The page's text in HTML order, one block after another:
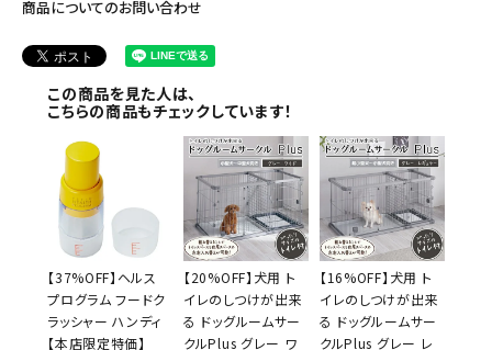
商品についてのお問い合わせ
この商品を見た人は、
こちらの商品もチェックしています！
【37%OFF】ヘルス
プログラム フードク
ラッシャー ハンディ
【本店限定特価】
【20%OFF】犬用 ト
イレのしつけが出来
る ドッグルームサー
クルPlus グレー ワ
【16%OFF】犬用 ト
イレのしつけが出来
る ドッグルームサー
クルPlus グレー レ